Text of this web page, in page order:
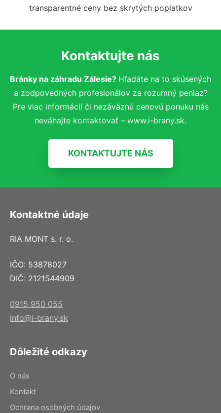
transparentné ceny bez skrytých poplatkov
Kontaktujte nás
Bránky na záhradu Zálesie? Hľadáte na to skúsených
a zodpovedných profesionálov za rozumný peniaz?
Pre viac informácií či nezáväznú cenovú ponuku nás
neváhajte kontaktovať – www.i-brany.sk.
KONTAKTUJTE NÁS
Kontaktné údaje
RIA MONT s. r. o.
IČO: 53878027
DIČ: 2121544909
0915 950 055
info@i-brany.sk
Dôležité odkazy
O nás
Kontakt
Ochrana osobných údajov